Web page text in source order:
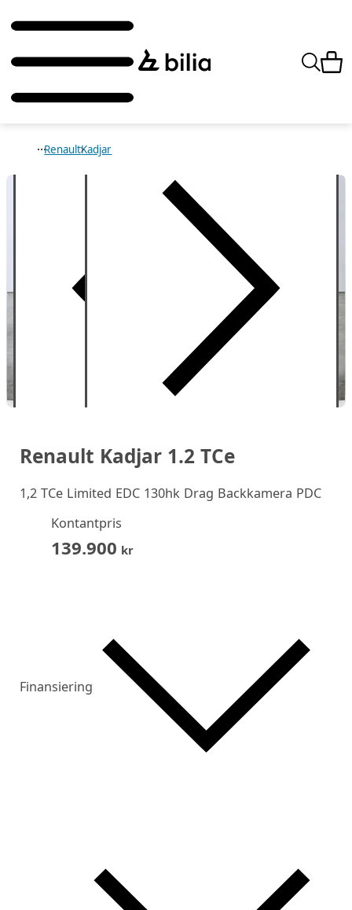
RenaultKadjar
Renault Kadjar 1.2 TCe
1,2 TCe Limited EDC 130hk Drag Backkamera PDC
Kontantpris
139.900 kr
Finansiering